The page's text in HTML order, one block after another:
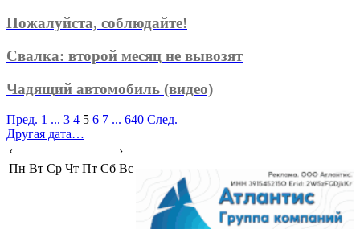
Пожалуйста, соблюдайте!
Свалка: второй месяц не вывозят
Чадящий автомобиль (видео)
Пред. 1 ... 3 4 5 6 7 ... 640 След.
Другая дата…
‹
›
Пн Вт Ср Чт Пт Сб Вс